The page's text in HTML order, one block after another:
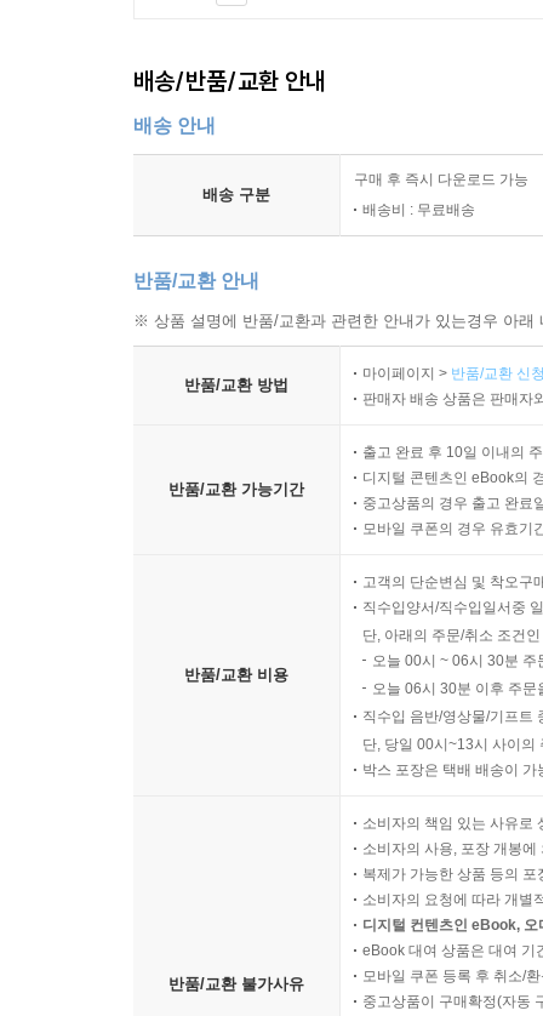
배송/반품/교환 안내
배송 안내
배송 구분
구매 후 즉시 다운로드 가능
배송비 : 무료배송
반품/교환 안내
※ 상품 설명에 반품/교환과 관련한 안내가 있는경우 아
반품/교환 방법
마이페이지 > 반품/교환 신
판매자 배송 상품은 판매자
반품/교환 가능기간
출고 완료 후 10일 이내의
디지털 콘텐츠인 eBook의
중고상품의 경우 출고 완료
모바일 쿠폰의 경우 유효기
반품/교환 비용
고객의 단순변심 및 착오구
직수입양서/직수입일서중
단, 아래의 주문/취소 조건
오늘 00시 ~ 06시 30분
오늘 06시 30분 이후 주
직수입 음반/영상물/기프트
단, 당일 00시~13시 사이의
박스 포장은 택배 배송이
반품/교환 불가사유
소비자의 책임 있는 사유로
소비자의 사용, 포장 개봉
복제가 가능한 상품 등의
소비자의 요청에 따라 개별
디지털 컨텐츠인 eBook,
eBook 대여 상품은 대여 기
모바일 쿠폰 등록 후 취소/
중고상품이 구매확정(자동